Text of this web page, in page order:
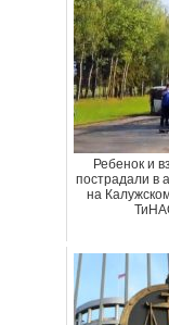
Ребенок и
пострадали в
на